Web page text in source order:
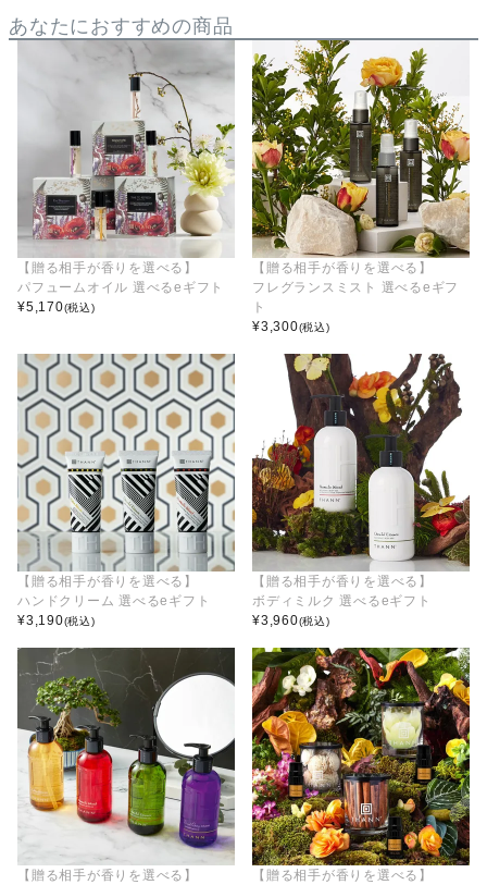
あなたにおすすめの商品
【贈る相手が香りを選べる】
パフュームオイル 選べるeギフト
¥5,170(税込)
【贈る相手が香りを選べる】
フレグランスミスト 選べるeギフ
ト
¥3,300(税込)
【贈る相手が香りを選べる】
ハンドクリーム 選べるeギフト
¥3,190(税込)
【贈る相手が香りを選べる】
ボディミルク 選べるeギフト
¥3,960(税込)
【贈る相手が香りを選べる】
【贈る相手が香りを選べる】